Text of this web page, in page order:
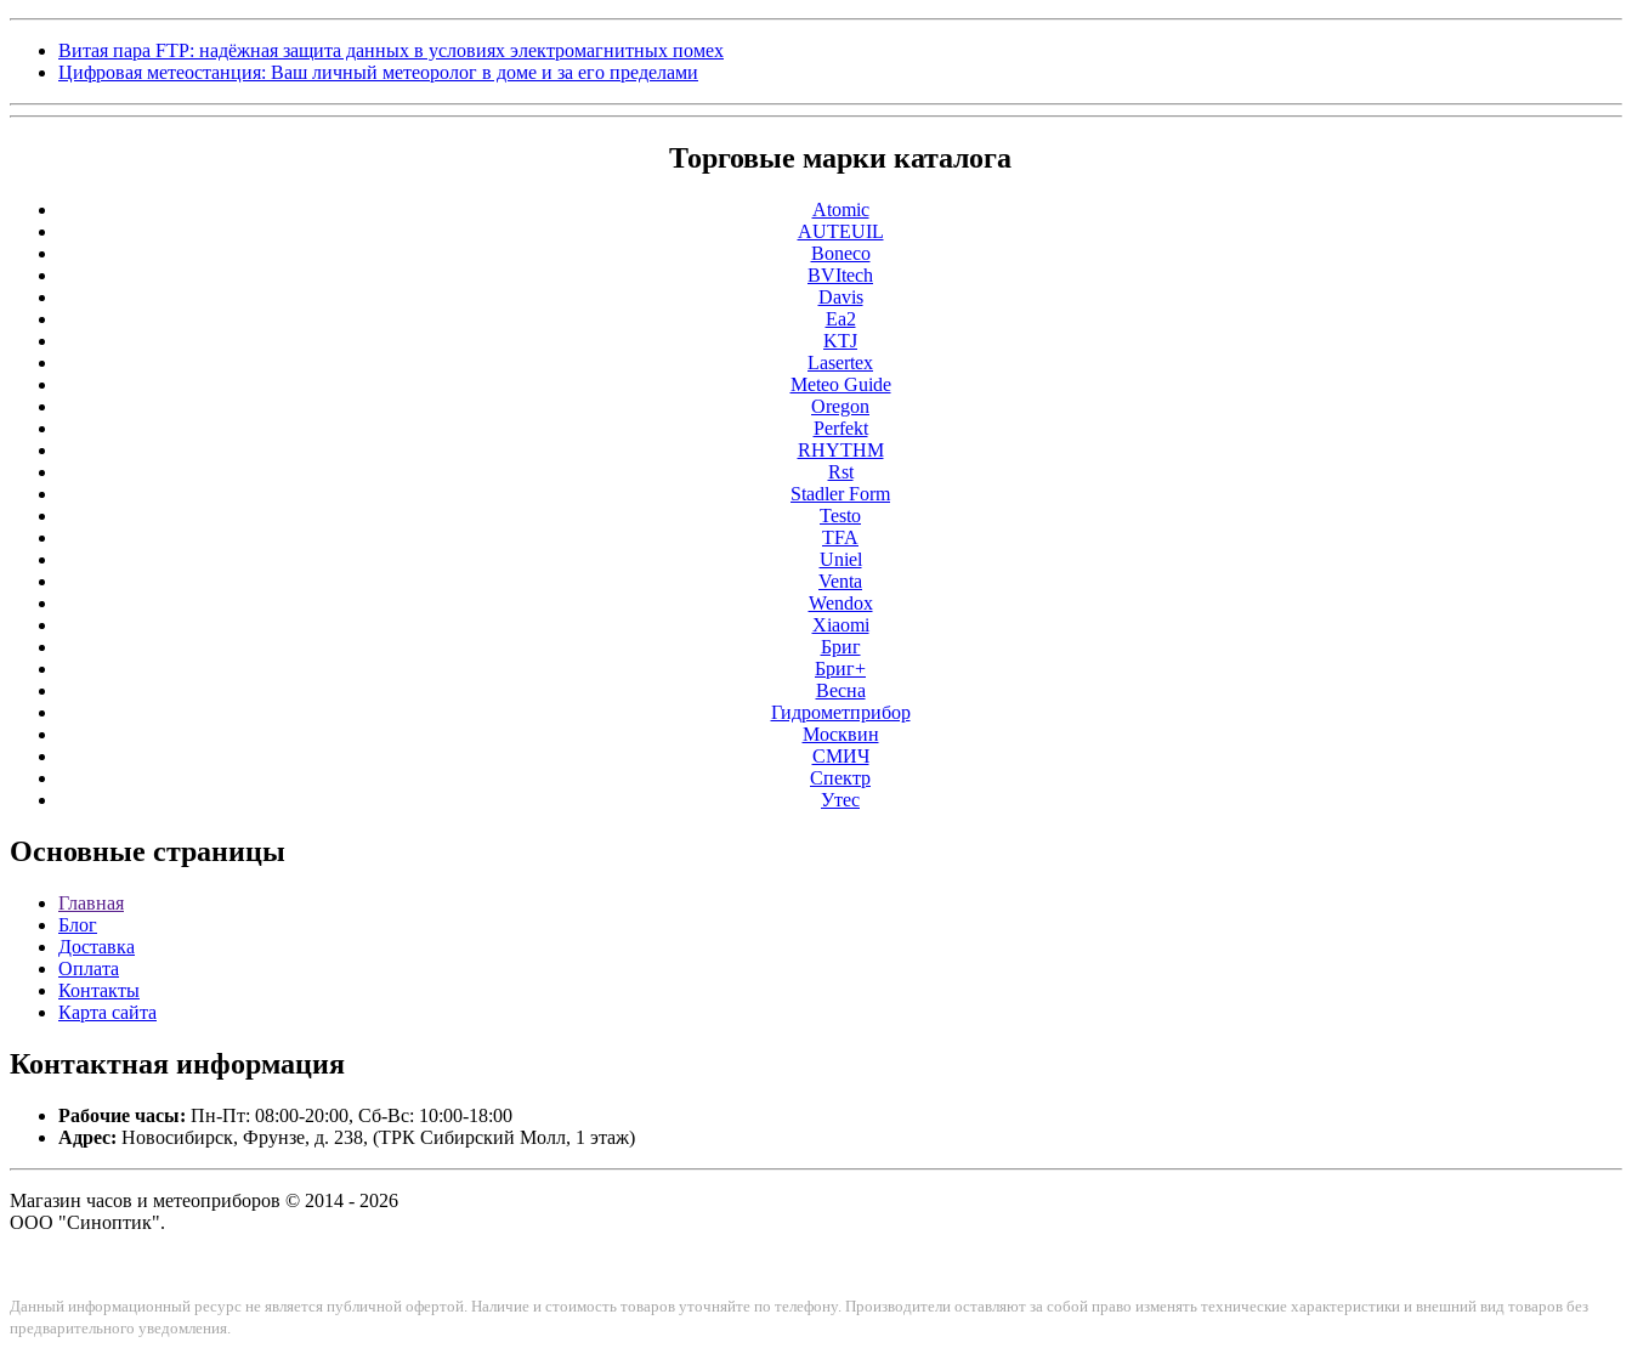
Витая пара FTP: надёжная защита данных в условиях электромагнитных помех
Цифровая метеостанция: Ваш личный метеоролог в доме и за его пределами
Торговые марки каталога
Atomic
AUTEUIL
Boneco
BVItech
Davis
Ea2
KTJ
Lasertex
Meteo Guide
Oregon
Perfekt
RHYTHM
Rst
Stadler Form
Testo
TFA
Uniel
Venta
Wendox
Xiaomi
Бриг
Бриг+
Весна
Гидрометприбор
Москвин
СМИЧ
Спектр
Утес
Основные страницы
Главная
Блог
Доставка
Оплата
Контакты
Карта сайта
Контактная информация
Рабочие часы: Пн-Пт: 08:00-20:00, Сб-Вс: 10:00-18:00
Адрес: Новосибирск, Фрунзе, д. 238, (ТРК Сибирский Молл, 1 этаж)
Магазин часов и метеоприборов © 2014 - 2026
ООО "Синоптик".
Данный информационный ресурс не является публичной офертой. Наличие и стоимость товаров уточняйте по телефону. Производители оставляют за собой право изменять технические характеристики и внешний вид товаров без
предварительного уведомления.